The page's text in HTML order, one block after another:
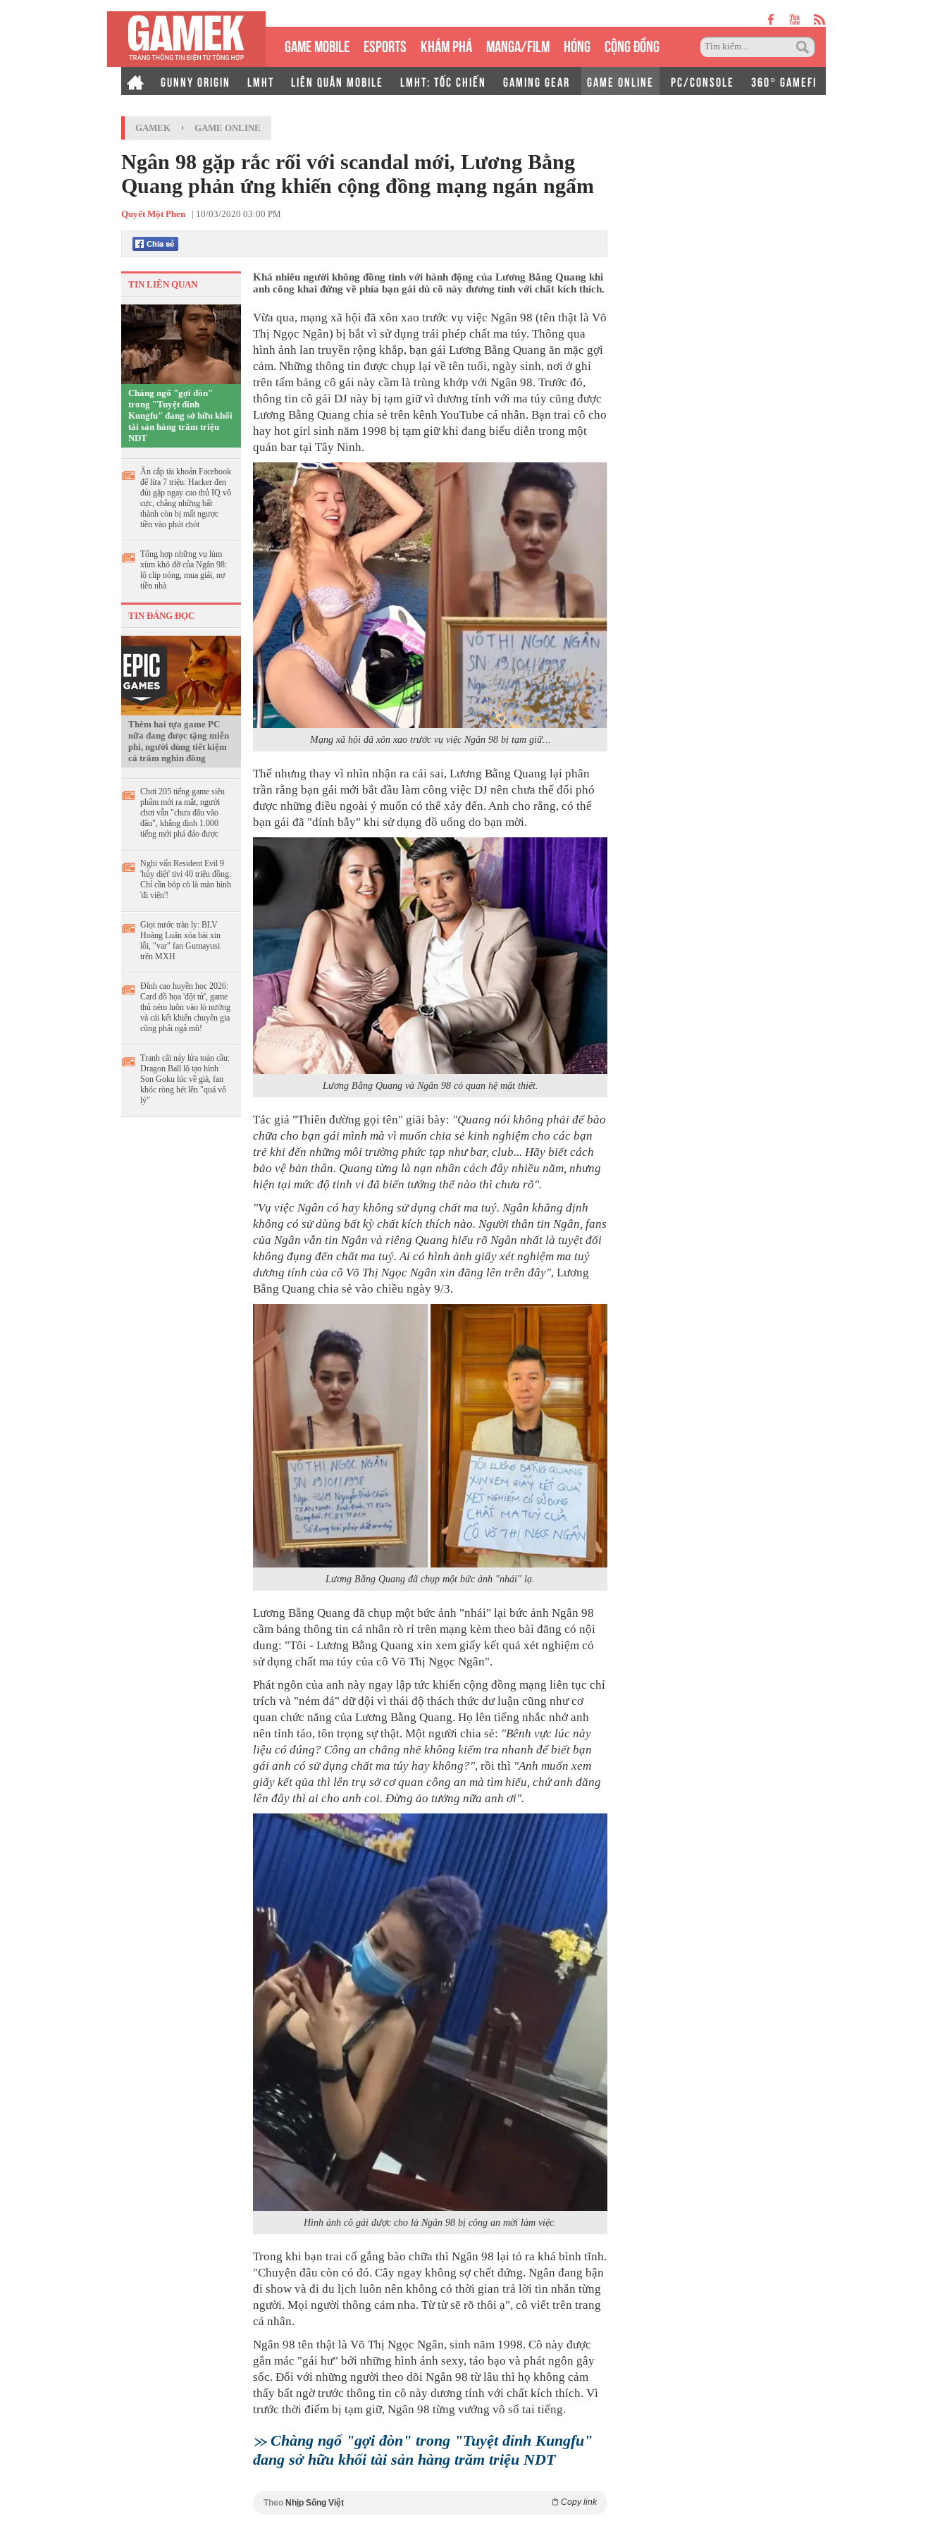
GAME MOBILE ESPORTS KHÁM PHÁ MANGA/FILM HÓNG CỘNG ĐỒNG
GUNNY ORIGIN LMHT LIÊN QUÂN MOBILE LMHT: TỐC CHIẾN GAMING GEAR GAME ONLINE PC/CONSOLE 360° GAMEFI
GAMEK › GAME ONLINE
Ngân 98 gặp rắc rối với scandal mới, Lương Bằng
Quang phản ứng khiến cộng đồng mạng ngán ngẩm
Quyết Một Phen | 10/03/2020 03:00 PM
TIN LIÊN QUAN
Chàng ngố "gợi đòn"
trong "Tuyệt đỉnh
Kungfu" đang sở hữu khối
tài sản hàng trăm triệu
NDT
Ăn cắp tài khoản Facebook
để lừa 7 triệu: Hacker đen
đủi gặp ngay cao thủ IQ vô
cực, chẳng những bất
thành còn bị mất ngược
tiền vào phút chót
Tổng hợp những vụ lùm
xùm khó đỡ của Ngân 98:
lộ clip nóng, mua giải, nợ
tiền nhà
TIN ĐÁNG ĐỌC
Thêm hai tựa game PC
nữa đang được tặng miễn
phí, người dùng tiết kiệm
cả trăm nghìn đồng
Chơi 205 tiếng game siêu
phẩm mới ra mắt, người
chơi vẫn "chưa đâu vào
đâu", khẳng định 1.000
tiếng mới phá đảo được
Nghi vấn Resident Evil 9
'hủy diệt' tivi 40 triệu đồng:
Chỉ cần bóp cò là màn hình
'đi viện'!
Giọt nước tràn ly: BLV
Hoàng Luân xóa bài xin
lỗi, "var" fan Gumayusi
trên MXH
Đỉnh cao huyền học 2026:
Card đồ họa 'đột tử', game
thủ ném luôn vào lò nướng
và cái kết khiến chuyên gia
cũng phải ngả mũ!
Tranh cãi nảy lửa toàn cầu:
Dragon Ball lộ tạo hình
Son Goku lúc về già, fan
khóc ròng hét lên "quá vô
lý"
Khá nhiêu người không đồng tình với hành động của Lương Bằng Quang khi
anh công khai đứng về phía bạn gái dù cô này dương tính với chất kích thích.
Vừa qua, mạng xã hội đã xôn xao trước vụ việc Ngân 98 (tên thật là Võ
Thị Ngọc Ngân) bị bắt vì sử dụng trái phép chất ma túy. Thông qua
hình ảnh lan truyền rộng khắp, bạn gái Lương Bằng Quang ăn mặc gợi
cảm. Những thông tin được chụp lại về tên tuổi, ngày sinh, nơi ở ghi
trên tấm bảng cô gái này cầm là trùng khớp với Ngân 98. Trước đó,
thông tin cô gái DJ này bị tạm giữ vì dương tính với ma túy cũng được
Lương Bằng Quang chia sẻ trên kênh YouTube cá nhân. Bạn trai cô cho
hay hot girl sinh năm 1998 bị tạm giữ khi đang biểu diễn trong một
quán bar tại Tây Ninh.
Mạng xã hội đã xôn xao trước vụ việc Ngân 98 bị tạm giữ...
Thế nhưng thay vì nhìn nhận ra cái sai, Lương Bằng Quang lại phân
trần rằng bạn gái mới bắt đầu làm công việc DJ nên chưa thể đối phó
được những điều ngoài ý muốn có thể xảy đến. Anh cho rằng, có thể
bạn gái đã "dính bẫy" khi sử dụng đồ uống do bạn mời.
Lương Bằng Quang và Ngân 98 có quan hệ mật thiết.
Tác giả "Thiên đường gọi tên" giãi bày: "Quang nói không phải để bào
chữa cho bạn gái mình mà vì muốn chia sẻ kinh nghiệm cho các bạn
trẻ khi đến những môi trường phức tạp như bar, club... Hãy biết cách
bảo vệ bản thân. Quang từng là nạn nhân cách đây nhiều năm, nhưng
hiện tại mức độ tinh vi đã biến tướng thế nào thì chưa rõ".
"Vụ việc Ngân có hay không sử dụng chất ma tuý. Ngân khẳng định
không có sử dùng bất kỳ chất kích thích nào. Người thân tin Ngân, fans
của Ngân vẫn tin Ngân và riêng Quang hiểu rõ Ngân nhất là tuyệt đối
không đụng đến chất ma tuý. Ai có hình ảnh giấy xét nghiệm ma tuý
dương tính của cô Võ Thị Ngọc Ngân xin đăng lên trên đây", Lương
Bằng Quang chia sẻ vào chiều ngày 9/3.
Lương Bằng Quang đã chụp một bức ảnh "nhái" lạ.
Lương Bằng Quang đã chụp một bức ảnh "nhái" lại bức ảnh Ngân 98
cầm bảng thông tin cá nhân rò rỉ trên mạng kèm theo bài đăng có nội
dung: "Tôi - Lương Bằng Quang xin xem giấy kết quả xét nghiệm có
sử dụng chất ma túy của cô Võ Thị Ngọc Ngân".
Phát ngôn của anh này ngay lập tức khiến cộng đồng mạng liên tục chỉ
trích và "ném đá" dữ dội vì thái độ thách thức dư luận cũng như cơ
quan chức năng của Lương Bằng Quang. Họ lên tiếng nhắc nhở anh
nên tỉnh táo, tôn trọng sự thật. Một người chia sẻ: "Bênh vực lúc này
liệu có đúng? Công an chẳng nhẽ không kiểm tra nhanh để biết bạn
gái anh có sử dụng chất ma túy hay không?", rồi thì "Anh muốn xem
giấy kết qủa thì lên trụ sở cơ quan công an mà tìm hiểu, chứ anh đăng
lên đây thì ai cho anh coi. Đừng ảo tưởng nữa anh ơi".
Hình ảnh cô gái được cho là Ngân 98 bị công an mời làm việc.
Trong khi bạn trai cố gắng bào chữa thì Ngân 98 lại tỏ ra khá bình tĩnh.
"Chuyện đâu còn có đó. Cây ngay không sợ chết đứng. Ngân đang bận
đi show và đi du lịch luôn nên không có thời gian trả lời tin nhắn từng
người. Mọi người thông cảm nha. Từ từ sẽ rõ thôi ạ", cô viết trên trang
cá nhân.
Ngân 98 tên thật là Võ Thị Ngọc Ngân, sinh năm 1998. Cô này được
gắn mác "gái hư" bởi những hình ảnh sexy, táo bạo và phát ngôn gây
sốc. Đối với những người theo dõi Ngân 98 từ lâu thì họ không cảm
thấy bất ngờ trước thông tin cô này dương tính với chất kích thích. Vì
trước thời điểm bị tạm giữ, Ngân 98 từng vướng vô số tai tiếng.
Chàng ngố "gợi đòn" trong "Tuyệt đỉnh Kungfu"
đang sở hữu khối tài sản hàng trăm triệu NDT
Theo Nhịp Sống Việt Copy link